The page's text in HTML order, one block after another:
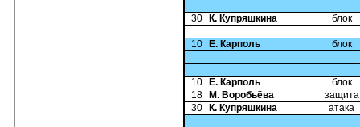
30 К. Купряшкина блок
10 Е. Карполь блок
10 Е. Карполь
блок
18
М. Воробьёва
защита
30
К. Купряшкина атака